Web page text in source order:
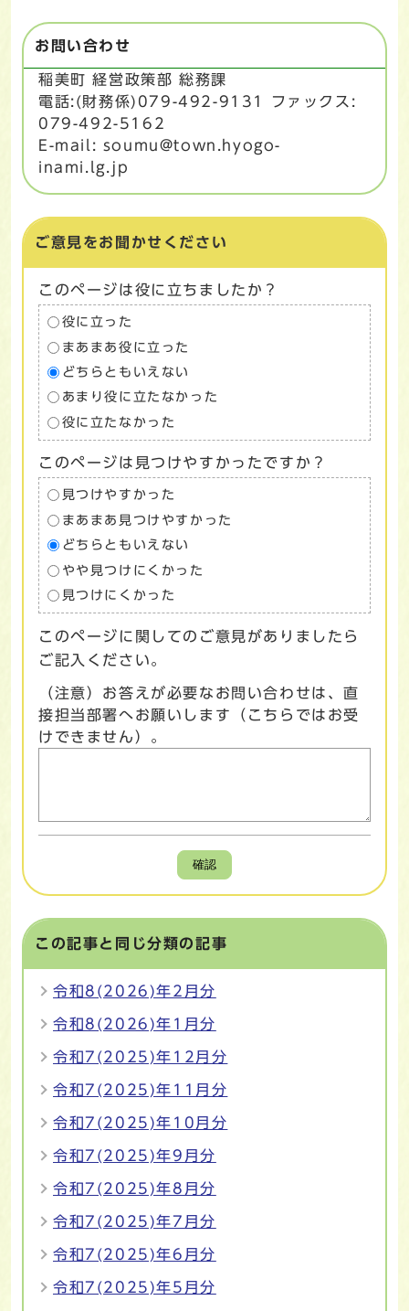
お問い合わせ
稲美町 経営政策部 総務課
電話:(財務係)079-492-9131 ファックス:
079-492-5162
E-mail: soumu@town.hyogo-
inami.lg.jp
ご意見をお聞かせください
このページは役に立ちましたか？
役に立った
まあまあ役に立った
どちらともいえない
あまり役に立たなかった
役に立たなかった
このページは見つけやすかったですか？
見つけやすかった
まあまあ見つけやすかった
どちらともいえない
やや見つけにくかった
見つけにくかった
このページに関してのご意見がありましたら
ご記入ください。
（注意）お答えが必要なお問い合わせは、直
接担当部署へお願いします（こちらではお受
けできません）。
確認
この記事と同じ分類の記事
令和8(2026)年2月分
令和8(2026)年1月分
令和7(2025)年12月分
令和7(2025)年11月分
令和7(2025)年10月分
令和7(2025)年9月分
令和7(2025)年8月分
令和7(2025)年7月分
令和7(2025)年6月分
令和7(2025)年5月分